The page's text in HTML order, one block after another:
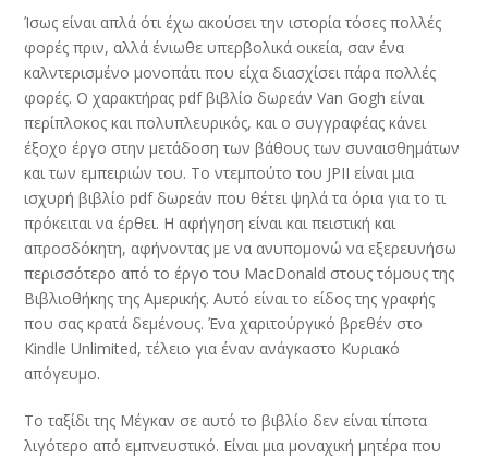
Ίσως είναι απλά ότι έχω ακούσει την ιστορία τόσες πολλές
φορές πριν, αλλά ένιωθε υπερβολικά οικεία, σαν ένα
καλντερισμένο μονοπάτι που είχα διασχίσει πάρα πολλές
φορές. Ο χαρακτήρας pdf βιβλίο δωρεάν Van Gogh είναι
περίπλοκος και πολυπλευρικός, και ο συγγραφέας κάνει
έξοχο έργο στην μετάδοση των βάθους των συναισθημάτων
και των εμπειριών του. Το ντεμπούτο του JPII είναι μια
ισχυρή βιβλίο pdf δωρεάν που θέτει ψηλά τα όρια για το τι
πρόκειται να έρθει. Η αφήγηση είναι και πειστική και
απροσδόκητη, αφήνοντας με να ανυπομονώ να εξερευνήσω
περισσότερο από το έργο του MacDonald στους τόμους της
Βιβλιοθήκης της Αμερικής. Αυτό είναι το είδος της γραφής
που σας κρατά δεμένους. Ένα χαριτούργικό βρεθέν στο
Kindle Unlimited, τέλειο για έναν ανάγκαστο Κυριακό
απόγευμο.
Το ταξίδι της Μέγκαν σε αυτό το βιβλίο δεν είναι τίποτα
λιγότερο από εμπνευστικό. Είναι μια μοναχική μητέρα που